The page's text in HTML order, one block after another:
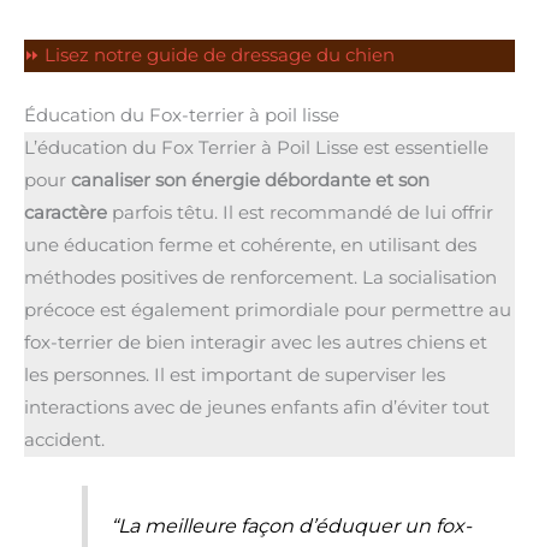
⏩ Lisez notre guide de dressage du chien
Éducation du Fox-terrier à poil lisse
L’éducation du Fox Terrier à Poil Lisse est essentielle
pour canaliser son énergie débordante et son
caractère parfois têtu. Il est recommandé de lui offrir
une éducation ferme et cohérente, en utilisant des
méthodes positives de renforcement. La socialisation
précoce est également primordiale pour permettre au
fox-terrier de bien interagir avec les autres chiens et
les personnes. Il est important de superviser les
interactions avec de jeunes enfants afin d’éviter tout
accident.
“La meilleure façon d’éduquer un fox-